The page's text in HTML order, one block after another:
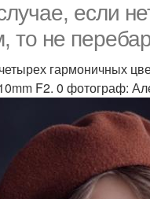
если
то не
гармоничных
F2. 0 фотограф: